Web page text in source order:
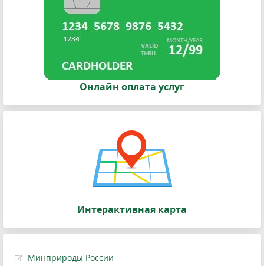
Онлайн оплата услуг
Интерактивная карта
Минприроды России